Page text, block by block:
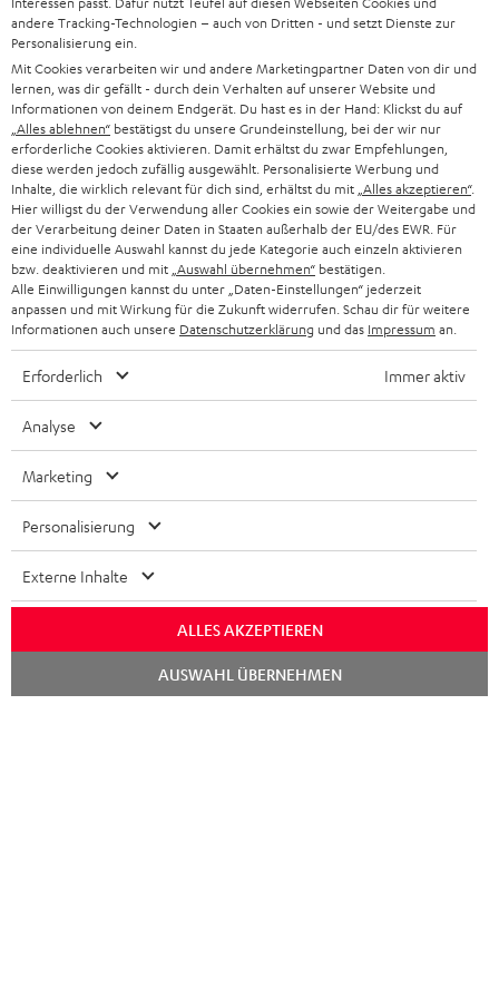
l
e
t
t
e
r
a
n
m
e
l
d
u
n
g
WIDGET
Kategorien
HEIMKINO
HEIMKINO-KOMPLETTANLAGEN
SOUNDBAR
HIFI-LAUTSPRECHER
SMART HOME
STEREOANLAGEN
Unternehmen
PARTNERPROGRAMM
BLOG
NEWSLETTER
Teufel Onlineshops
DEUTSCHLAND
ÖSTERREICH
NIEDERLANDE
andere Tracking-Technologien – auch von Dritten - und setzt Dienste zur
Personalisierung ein.
Mit Cookies verarbeiten wir und andere Marketingpartner Daten von dir und
lernen, was dir gefällt - durch dein Verhalten auf unserer Website und
Informationen von deinem Endgerät. Du hast es in der Hand: Klickst du auf
„Alles ablehnen“ bestätigst du unsere Grundeinstellung, bei der wir nur
erforderliche Cookies aktivieren. Damit erhältst du zwar Empfehlungen,
diese werden jedoch zufällig ausgewählt. Personalisierte Werbung und
Inhalte, die wirklich relevant für dich sind, erhältst du mit „Alles akzeptieren“.
Hier willigst du der Verwendung aller Cookies ein sowie der Weitergabe und
der Verarbeitung deiner Daten in Staaten außerhalb der EU/des EWR. Für
eine individuelle Auswahl kannst du jede Kategorie auch einzeln aktivieren
bzw. deaktivieren und mit „Auswahl übernehmen“ bestätigen.
Alle Einwilligungen kannst du unter „Daten-Einstellungen“ jederzeit
anpassen und mit Wirkung für die Zukunft widerrufen. Schau dir für weitere
Informationen auch unsere Datenschutzerklärung und das Impressum an.
Erforderlich Immer aktiv
Analyse
Marketing
Personalisierung
Externe Inhalte
ALLES AKZEPTIEREN
AUSWAHL ÜBERNEHMEN